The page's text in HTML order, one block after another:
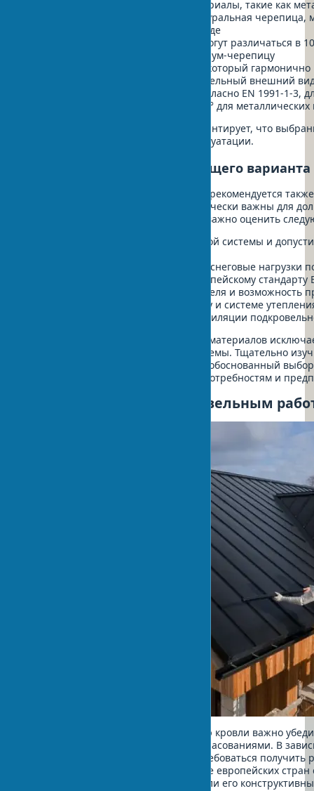
: некоторые материалы, такие как
полимерным покрытием или натуральная черепица,
десятилетий при правильном уходе
: цены на покрытия могут различаться в
профнастил до €80 за м² за премиум-черепицу
: выбирайте материал, который
вашего дома и создаст привлекательный внешний
: согласно EN 1991-1-3,
рекомендуется уклон не менее 30° для
Правильный учет всех факторов гарантирует, что
для ваших конкретных условий эксплуатации.
Советы по выбору подходящего варианта
Помимо вышеупомянутых факторов, рекомендуется
технические аспекты, которые критически важны для
конструктивных особенностей дома важно оценить
Несущую способность стропильной системы и
Климатические условия региона (снеговые нагрузки
Ветровые нагрузки согласно европейскому стандарту
Наличие гарантий от производителя и возможность
Требования к кровельному пирогу и системе
Необходимость организации вентиляции
Такой комплексный подход к выбору материалов
долговечность всей кровельной системы. Тщательно
"за" и "против", вы сможете сделать обоснованный
полностью соответствовать вашим потребностям и
Этап 3: Подготовка к кровельным
Перед началом работ по обновлению кровли важно
необходимыми разрешениями и согласованиями. В
строительных норм, вам может потребоваться
работы. Известно, что в большинстве европейских стран
изменяющих внешний вид здания или его